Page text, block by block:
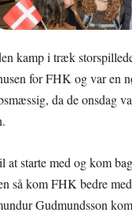
kamp i træk
for FHK og var en
da de onsdag
starte med og kom
så kom FHK bedre
Gudmundsson